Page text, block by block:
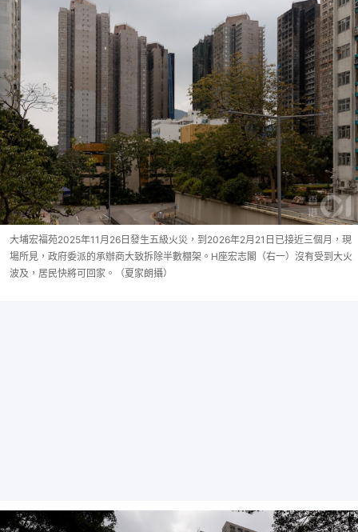
大埔宏福苑2025年11月26日發生五級火災，到2026年2月21日已接近三個月，現
場所見，政府委派的承辦商大致拆除半數棚架。H座宏志閣（右一）沒有受到大火
波及，居民快將可回家。（夏家朗攝）